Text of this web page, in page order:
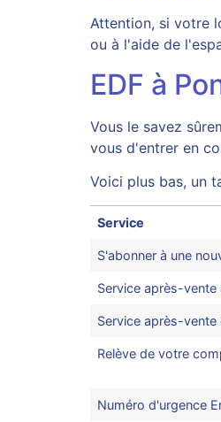
Attention, si votre
ou à l'aide de
EDF à
Vous le savez
vous d'entrer en
Voici plus bas, un
Service
S'abonner à une
Service après-vente
Service après-
Relève de votre
Numéro d'urgence